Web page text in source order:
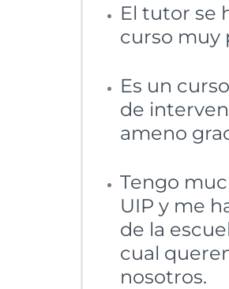
El tutor se
curso muy
Es un
de
ameno
Tengo
UIP y me
de la
cual
nosotros.